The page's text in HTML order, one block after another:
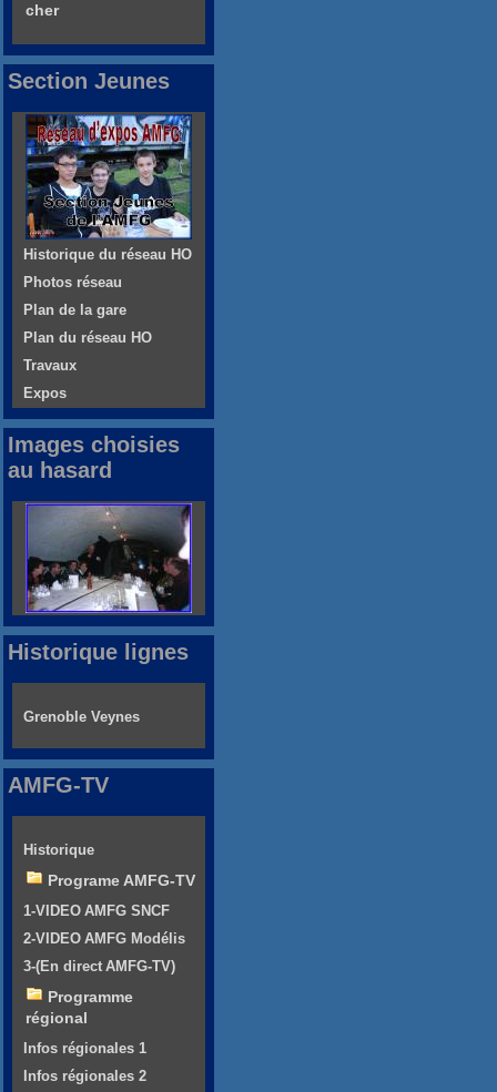
cher
Section Jeunes
Historique du réseau HO
Photos réseau
Plan de la gare
Plan du réseau HO
Travaux
Expos
Images choisies
au hasard
Historique lignes
Grenoble Veynes
AMFG-TV
Historique
Programe AMFG-TV
1-VIDEO AMFG SNCF
2-VIDEO AMFG Modélis
3-(En direct AMFG-TV)
Programme
régional
Infos régionales 1
Infos régionales 2